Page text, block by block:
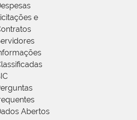
e
Abertos